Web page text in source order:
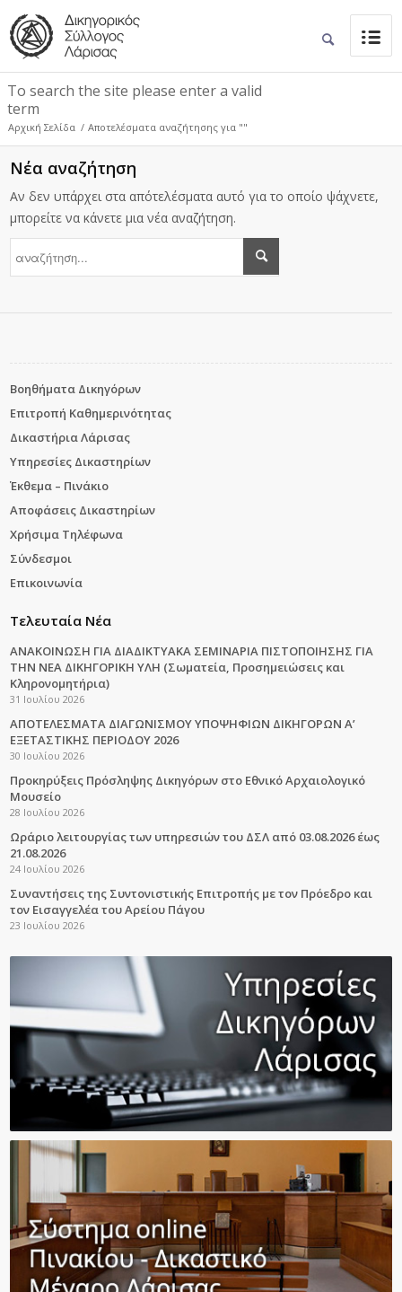
To search the site please enter a valid
term
Αρχική Σελίδα / Αποτελέσματα αναζήτησης για ""
Νέα αναζήτηση
Αν δεν υπάρχει στα απότελέσματα αυτό για το οποίο ψάχνετε,
μπορείτε να κάνετε μια νέα αναζήτηση.
Βοηθήματα Δικηγόρων
Επιτροπή Καθημερινότητας
Δικαστήρια Λάρισας
Υπηρεσίες Δικαστηρίων
Έκθεμα – Πινάκιο
Αποφάσεις Δικαστηρίων
Χρήσιμα Τηλέφωνα
Σύνδεσμοι
Επικοινωνία
Τελευταία Νέα
ΑΝΑΚΟΙΝΩΣΗ ΓΙΑ ΔΙΑΔΙΚΤΥΑΚΑ ΣΕΜΙΝΑΡΙΑ ΠΙΣΤΟΠΟΙΗΣΗΣ ΓΙΑ
ΤΗΝ ΝΕΑ ΔΙΚΗΓΟΡΙΚΗ ΥΛΗ (Σωματεία, Προσημειώσεις και
Κληρονομητήρια)
31 Ιουλίου 2026
ΑΠΟΤΕΛΕΣΜΑΤΑ ΔΙΑΓΩΝΙΣΜΟΥ ΥΠΟΨΗΦΙΩΝ ΔΙΚΗΓΟΡΩΝ Α’
ΕΞΕΤΑΣΤΙΚΗΣ ΠΕΡΙΟΔΟΥ 2026
30 Ιουλίου 2026
Προκηρύξεις Πρόσληψης Δικηγόρων στο Εθνικό Αρχαιολογικό
Μουσείο
28 Ιουλίου 2026
Ωράριο λειτουργίας των υπηρεσιών του ΔΣΛ από 03.08.2026 έως
21.08.2026
24 Ιουλίου 2026
Συναντήσεις της Συντονιστικής Επιτροπής με τον Πρόεδρο και
τον Εισαγγελέα του Αρείου Πάγου
23 Ιουλίου 2026